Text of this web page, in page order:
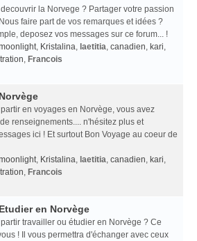
la Norvege ? Partager votre passion
faire part de vos remarques et idées ?
deposez vos messages sur ce forum... !
, Kristalina, laetitia, canadien, kari,
, Francois
en voyages en Norvège, vous avez
renseignements.... n'hésitez plus et
ici ! Et surtout Bon Voyage au coeur de
, Kristalina, laetitia, canadien, kari,
, Francois
en Norvège
travailler ou étudier en Norvège ? Ce
! Il vous permettra d'échanger avec ceux